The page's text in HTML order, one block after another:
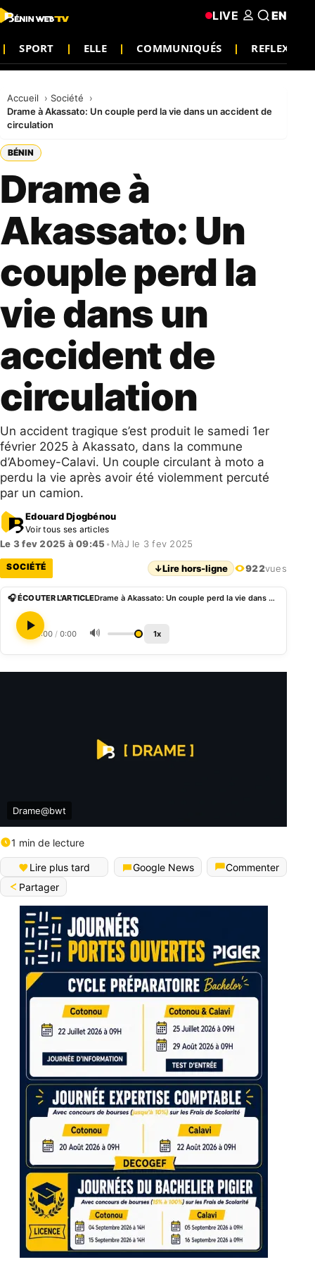
SPORT ELLE COMMUNIQUÉS REFLEXION
LIVE EN
Accueil
Société
Drame à Akassato: Un couple perd la vie dans un accident de
circulation
BÉNIN
Drame à
Akassato: Un
couple perd la
vie dans un
accident de
circulation
Un accident tragique s’est produit le samedi 1er
février 2025 à Akassato, dans la commune
d’Abomey-Calavi. Un couple circulant à moto a
perdu la vie après avoir été violemment percuté
par un camion.
Edouard Djogbénou
Voir tous ses articles
Le 3 fev 2025 à 09:45 • MàJ le 3 fev 2025
SOCIÉTÉ ↓Lire hors-ligne 922vues
🎧 ÉCOUTER L'ARTICLE Drame à Akassato: Un couple perd la vie dans un accident de circulation
0:00 / 0:00 🔊 1x
Drame@bwt
1 min de lecture
Lire plus tard Google News
Commenter
Partager